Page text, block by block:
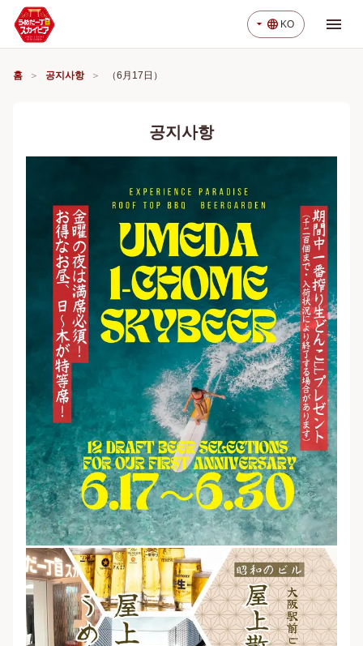
arrow_drop_down language KO menu
홈 공지사항 （6月17日）
공지사항